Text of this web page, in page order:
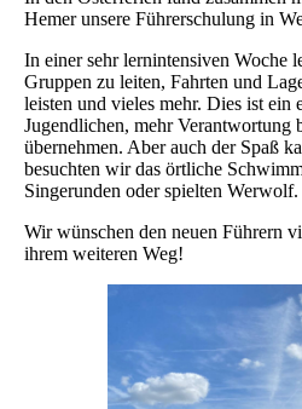
Hemer unsere Führerschulung in
In einer sehr lernintensiven Woche
Gruppen zu leiten, Fahrten und
leisten und vieles mehr. Dies ist ein
Jugendlichen, mehr Verantwortung
übernehmen. Aber auch der Spaß
besuchten wir das örtliche
Singerunden oder spielten Werwolf.
Wir wünschen den neuen Führern
ihrem weiteren Weg!